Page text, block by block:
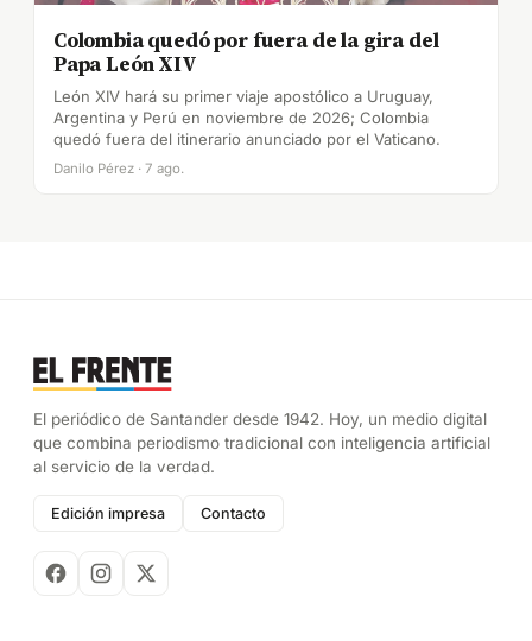
Colombia quedó por fuera de la gira del
Papa León XIV
León XIV hará su primer viaje apostólico a Uruguay,
Argentina y Perú en noviembre de 2026; Colombia
quedó fuera del itinerario anunciado por el Vaticano.
Danilo Pérez · 7 ago.
El periódico de Santander desde 1942. Hoy, un medio digital
que combina periodismo tradicional con inteligencia artificial
al servicio de la verdad.
Edición impresa Contacto